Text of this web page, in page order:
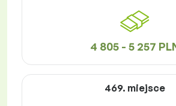
4 805 - 5 257
469. miejsce